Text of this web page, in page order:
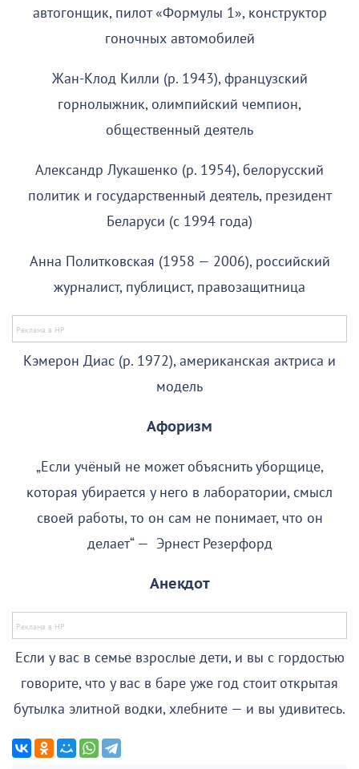
автогонщик, пилот «Формулы 1», конструктор
гоночных автомобилей
Жан-Клод Килли (р. 1943), французский
горнолыжник, олимпийский чемпион,
общественный деятель
Александр Лукашенко (р. 1954), белорусский
политик и государственный деятель, президент
Беларуси (с 1994 года)
Анна Политковская (1958 — 2006), российский
журналист, публицист, правозащитница
Кэмерон Диас (р. 1972), американская актриса и
модель
Афоризм
„Если учёный не может объяснить уборщице,
которая убирается у него в лаборатории, смысл
своей работы, то он сам не понимает, что он
делает“ — Эрнест Резерфорд
Анекдот
Если у вас в семье взрослые дети, и вы с гордостью
говорите, что у вас в баре уже год стоит открытая
бутылка элитной водки, хлебните — и вы удивитесь.